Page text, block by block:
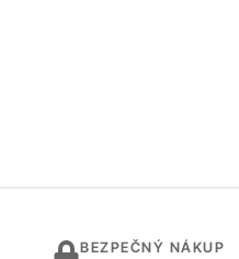
BEZPEČNÝ NÁKUP